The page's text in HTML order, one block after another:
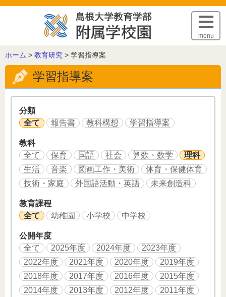
このページの本文へ
menu
こ
の
ー
ジ
ホーム > 教育研究 > 学習指導案
学習指導案
分類
全て
報告書 教科構想 学習指導案
教科
全て
保育 国語 社会 算数・数学
理科
生活
音楽 図画工作・美術
体育・保健体育
技術・家庭
外国語活動・英語 未来創造科
教育課程
全て
幼稚園 小学校 中学校
公開年度
全て
2025年度 2024年度
2023年度
2022年度
2021年度 2020年度
2019年度
2018年度
2017年度 2016年度
2015年度
2014年度
2013年度 2012年度
2011年度